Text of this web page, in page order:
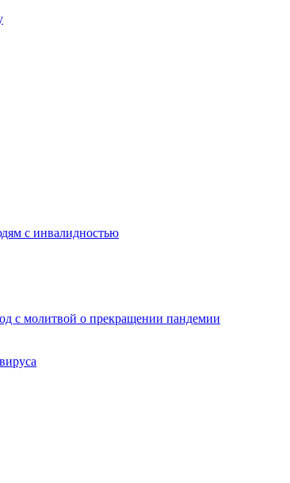
с инвалидностью
с молитвой о прекращении пандемии